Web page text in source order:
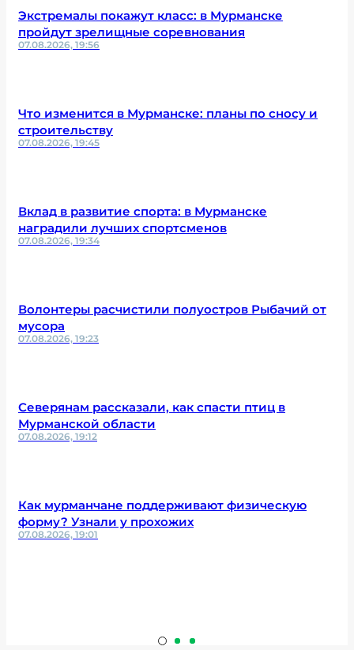
Экстремалы покажут класс: в Мурманске
пройдут зрелищные соревнования
07.08.2026, 19:56
Что изменится в Мурманске: планы по сносу и
строительству
07.08.2026, 19:45
Вклад в развитие спорта: в Мурманске
наградили лучших спортсменов
07.08.2026, 19:34
Волонтеры расчистили полуостров Рыбачий от
мусора
07.08.2026, 19:23
Северянам рассказали, как спасти птиц в
Мурманской области
07.08.2026, 19:12
Как мурманчане поддерживают физическую
форму? Узнали у прохожих
07.08.2026, 19:01